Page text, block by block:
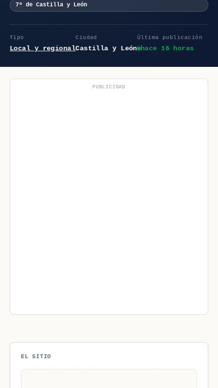
7º de Castilla y León
Tipo
Local y regional
Ciudad
Castilla y León
Última publicación
hace 16 horas
PUBLICIDAD
EL SITIO